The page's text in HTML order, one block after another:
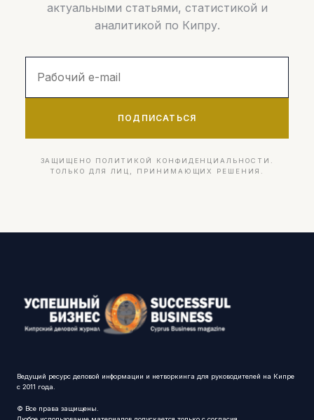
актуальными статьями, статистикой и
аналитикой по Кипру.
ПОДПИСАТЬСЯ
ЗАЩИЩЕНО ПОЛИТИКОЙ КОНФИДЕНЦИАЛЬНОСТИ.
ТОЛЬКО ДЛЯ ЛИЦ, ПРИНИМАЮЩИХ РЕШЕНИЯ.
Ведущий ресурс деловой информации и нетворкинга для руководителей на Кипре
с 2011 года.
© Все права защищены.